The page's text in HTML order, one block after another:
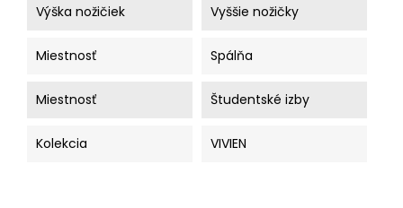
Výška nožičiek Vyššie nožičky
Miestnosť Spálňa
Miestnosť Študentské izby
Kolekcia VIVIEN